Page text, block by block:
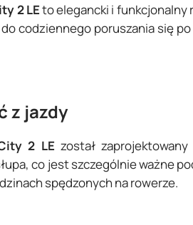
2 LEto elegancki i
codziennego poruszania się
z jazdy
2 LE został
co jest szczególnie ważne
spędzonych na rowerze.